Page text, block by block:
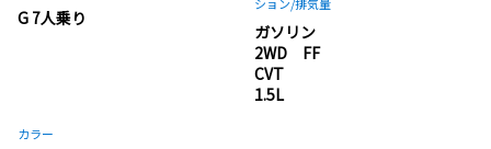
G 7人乗り
ガソリン
2WD FF
CVT
1.5L
カラー